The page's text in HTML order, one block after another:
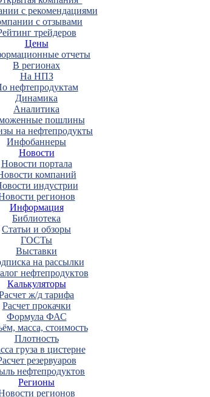
с рекомендациями
с отзывами
трейдеров
Цены
отчеты
В регионах
На НПЗ
нефтепродуктам
Динамика
Аналитика
пошлины
на нефтепродукты
Инфобаннеры
Новости
Новости портала
компаний
индустрии
регионов
Информация
Библиотека
Статьи и обзоры
ГОСТы
Выставки
на рассылки
нефтепродуктов
Калькуляторы
ж/д тарифа
Расчет прокачки
Формула ФАС
масса, стоимость
Плотность
груза в цистерне
резервуаров
нефтепродуктов
Регионы
регионов